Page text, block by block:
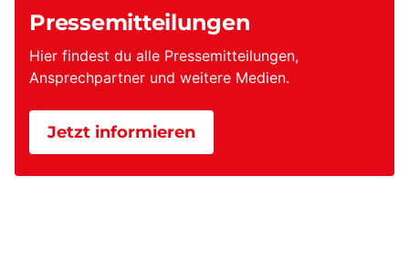
Pressemitteilungen
Hier findest du alle Pressemitteilungen,
Ansprechpartner und weitere Medien.
Jetzt informieren